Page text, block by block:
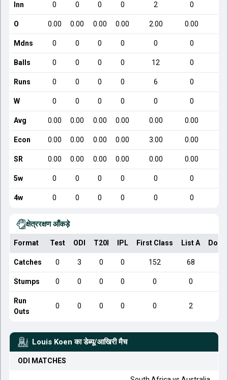
Inn 0 0 0 0 2 0
O 0.00 0.00 0.00 0.00 2.00 0.00
Mdns 0 0 0 0 0 0
Balls 0 0 0 0 12 0
Runs 0 0 0 0 6 0
W 0 0 0 0 0 0
Avg 0.00 0.00 0.00 0.00 0.00 0.00
Econ 0.00 0.00 0.00 0.00 3.00 0.00
SR 0.00 0.00 0.00 0.00 0.00 0.00
5w 0 0 0 0 0 0
4w 0 0 0 0 0 0
क्षेत्ररक्षण आँकड़े
Format Test ODI T20I IPL First Class List A
Catches 0 3 0 0 152 68
Stumps 0 0 0 0 0 0
Run
Outs
0 0 0 0 0 2
Louis Koen का डेब्यू/आखिरी मैच
ODI MATCHES